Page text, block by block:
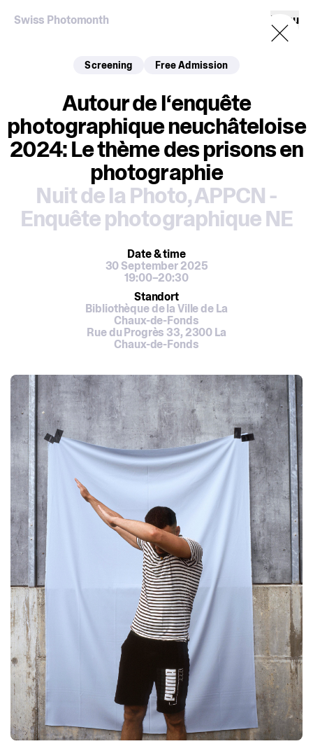
Swiss Photomonth Menu
Screening Free Admission
Autour de l‘enquête
photographique neuchâteloise
2024: Le thème des prisons en
photographie
Nuit de la Photo,APPCN -
Enquête photographique NE
Date& time
30 September 2025
19:00–20:30
Standort
Bibliothèque de la Ville de La
Chaux-de-Fonds
Rue du Progrès 33, 2300 La
Chaux-de-Fonds